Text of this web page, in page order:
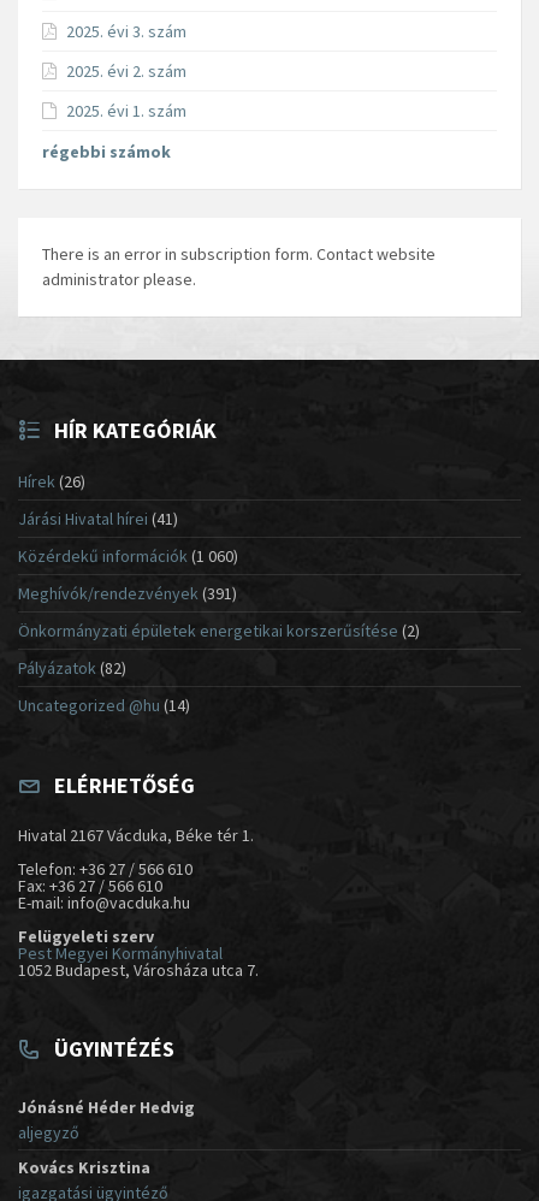
2025. évi 3. szám
2025. évi 2. szám
2025. évi 1. szám
régebbi számok
There is an error in subscription form. Contact website
administrator please.
HÍR KATEGÓRIÁK
Hírek(26)
Járási Hivatal hírei (41)
Közérdekű információk(1 060)
Meghívók/rendezvények (391)
Önkormányzati épületek energetikai korszerűsítése (2)
Pályázatok (82)
Uncategorized @hu (14)
ELÉRHETŐSÉG
Hivatal 2167 Vácduka, Béke tér 1.
Telefon: +36 27 / 566 610
Fax: +36 27 / 566 610
E-mail: info@vacduka.hu
Felügyeleti szerv
Pest Megyei Kormányhivatal
1052 Budapest, Városháza utca 7.
ÜGYINTÉZÉS
Jónásné Héder Hedvig
aljegyző
Kovács Krisztina
igazgatási ügyintéző